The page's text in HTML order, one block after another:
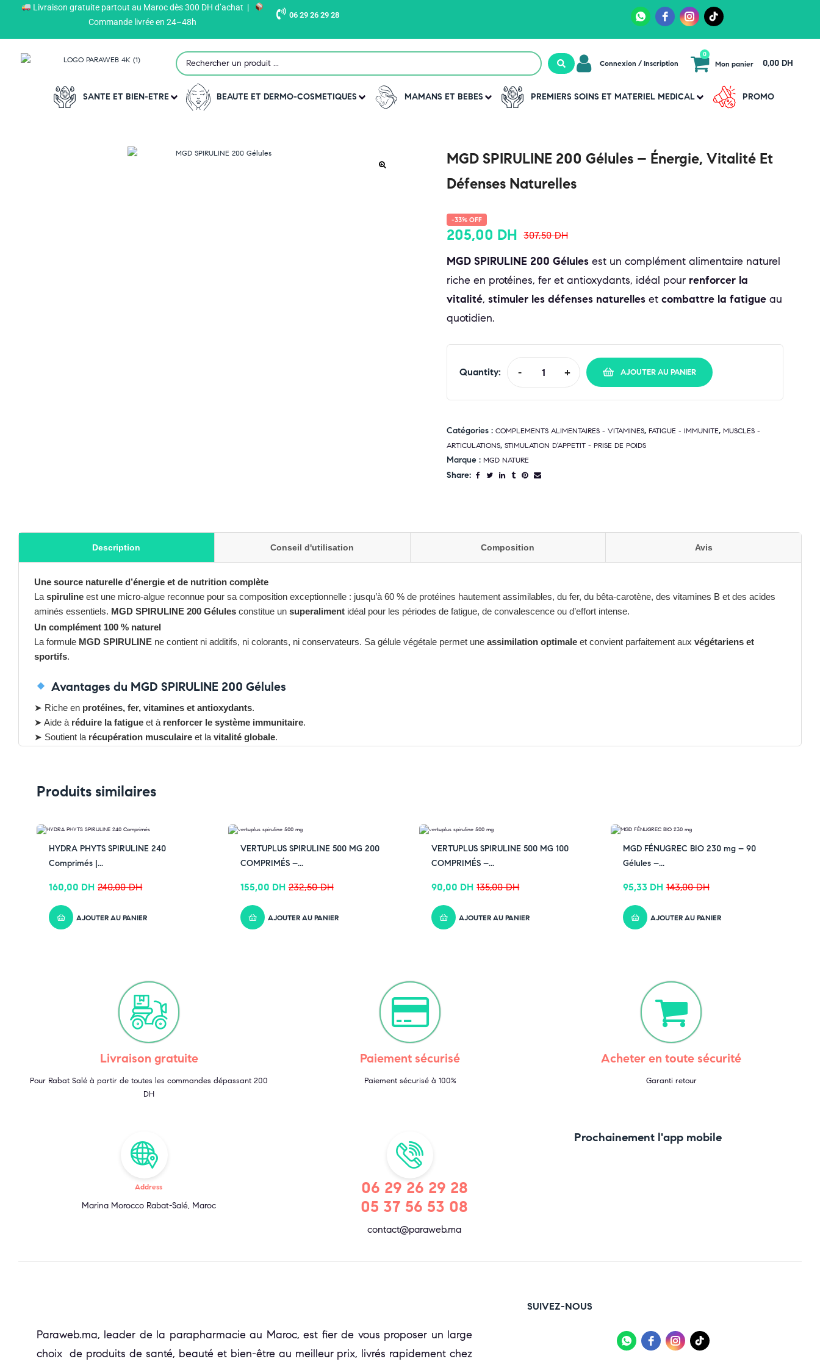
Livraison gratuite partout au Maroc dès 300 DH d’achat |
Commande livrée en 24–48h
06 29 26 29 28
Connexion / Inscription Mon panier
0
0,00 DH
SANTE ET BIEN-ETRE BEAUTE ET DERMO-COSMETIQUES MAMANS ET BEBES PREMIERS SOINS ET MATERIEL MEDICAL PROMO
Produits > MGD NATURE >
MGD SPIRULINE 200 Gélules – Énergie, Vitalité Et
Défenses Naturelles
-33% OFF
307,50DH
205,00 DH
MGD SPIRULINE 200 Gélules est un complément alimentaire naturel
riche en protéines, fer et antioxydants, idéal pour renforcer la
vitalité, stimuler les défenses naturelles et combattre la fatigue au
quotidien.
Quantity: - + AJOUTER AU PANIER
Catégories : COMPLEMENTS ALIMENTAIRES - VITAMINES, FATIGUE - IMMUNITE, MUSCLES -
ARTICULATIONS, STIMULATION D'APPETIT - PRISE DE POIDS
Marque : MGD NATURE
Share:
Description Conseil d'utilisation Composition Avis
Une source naturelle d’énergie et de nutrition complète
La spiruline est une micro-algue reconnue pour sa composition exceptionnelle : jusqu’à 60 % de protéines hautement assimilables, du fer, du bêta-carotène, des vitamines B et des acides
aminés essentiels. MGD SPIRULINE 200 Gélules constitue un superaliment idéal pour les périodes de fatigue, de convalescence ou d’effort intense.
Un complément 100 % naturel
La formule MGD SPIRULINE ne contient ni additifs, ni colorants, ni conservateurs. Sa gélule végétale permet une assimilation optimale et convient parfaitement aux végétariens et
sportifs.
Avantages du MGD SPIRULINE 200 Gélules
➤ Riche en protéines, fer, vitamines et antioxydants.
➤ Aide à réduire la fatigue et à renforcer le système immunitaire.
➤ Soutient la récupération musculaire et la vitalité globale.
✔ Pour découvrir nos offres et promotions du moment,
✔ Rejoignez-nous sur Instagram –
Produits similaires
HYDRA PHYTS SPIRULINE 240
Comprimés |...
240,00DH
160,00 DH
AJOUTER AU PANIER
VERTUPLUS SPIRULINE 500 MG 200
COMPRIMÉS –...
232,50DH
155,00 DH
AJOUTER AU PANIER
VERTUPLUS SPIRULINE 500 MG 100
COMPRIMÉS –...
135,00DH
90,00 DH
AJOUTER AU PANIER
-33% OFF
MGD FÉNUGREC BIO 230 mg – 90
Gélules –...
143,00DH
95,33 DH
AJOUTER AU PANIER
Livraison gratuite
Pour Rabat Salé à partir de toutes les commandes dépassant 200
DH
Paiement sécurisé
Paiement sécurisé à 100%
Acheter en toute sécurité
Garanti retour
Address
Marina Morocco Rabat-Salé, Maroc
06 29 26 29 28
05 37 56 53 08
contact@paraweb.ma
Prochainement l'app mobile
Paraweb.ma, leader de la parapharmacie au Maroc, est fier de vous proposer un large
choix de produits de santé, beauté et bien-être au meilleur prix, livrés rapidement chez
SUIVEZ-NOUS